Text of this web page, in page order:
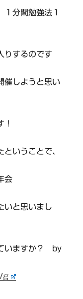
分間勉強法１
りするのです
催しようと思い
いうことで、
会
いと思いまし
いますか？ by